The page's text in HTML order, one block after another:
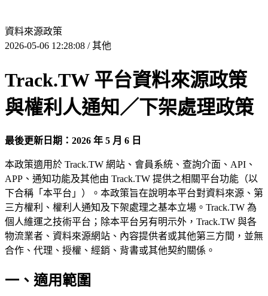
資料來源政策
2026-05-06 12:28:08 / 其他
Track.TW 平台資料來源政策
與權利人通知／下架處理政策
最後更新日期：2026 年 5 月 6 日
本政策適用於 Track.TW 網站、會員系統、查詢介面、API、
APP、通知功能及其他由 Track.TW 提供之相關平台功能（以
下合稱「本平台」）。本政策旨在說明本平台對資料來源、第
三方權利、權利人通知及下架處理之基本立場。Track.TW 為
個人維運之技術平台；除本平台另有明示外，Track.TW 與各
物流業者、資料來源網站、內容提供者或其他第三方間，並無
合作、代理、授權、經銷、背書或其他契約關係。
一、適用範圍